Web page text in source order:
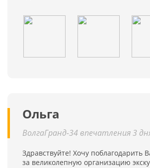
Ольга
ВолгаГранд-34 впечатления 3
Здравствуйте! Хочу поблагодарить
за великолепную организацию